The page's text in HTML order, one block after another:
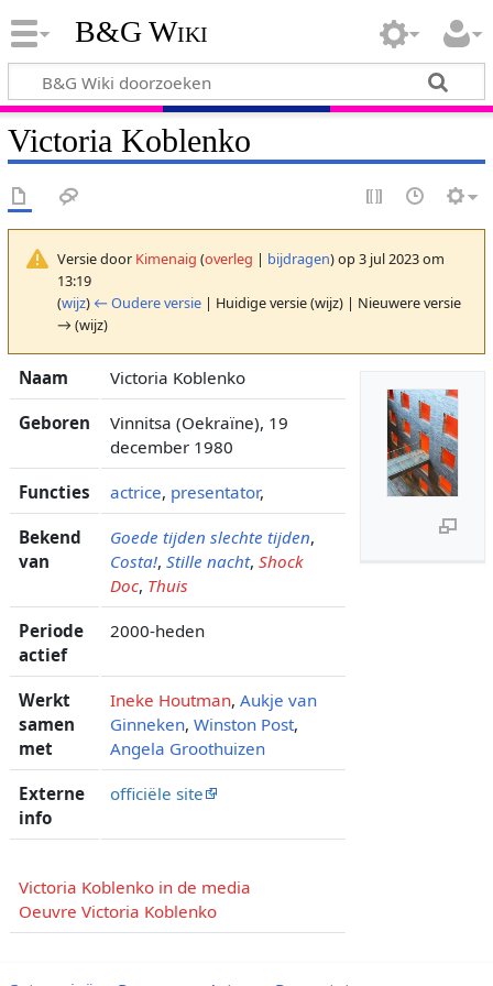
B&G Wiki
Victoria Koblenko
Versie door Kimenaig (overleg | bijdragen)op 3 jul 2023 om
13:19
(wijz) ← Oudere versie| Huidige versie (wijz) | Nieuwere versie
→ (wijz)
Naam Victoria Koblenko
Geboren
Vinnitsa (Oekraïne), 19
december 1980
Functies actrice, presentator,
Bekend
van
Goede tijden slechte tijden,
Costa!, Stille nacht, Shock
Doc, Thuis
Periode
actief
2000-heden
Werkt
samen
met
Ineke Houtman, Aukje van
Ginneken, Winston Post,
Angela Groothuizen
Externe
info
officiële site
Victoria Koblenko in de media
Oeuvre Victoria Koblenko